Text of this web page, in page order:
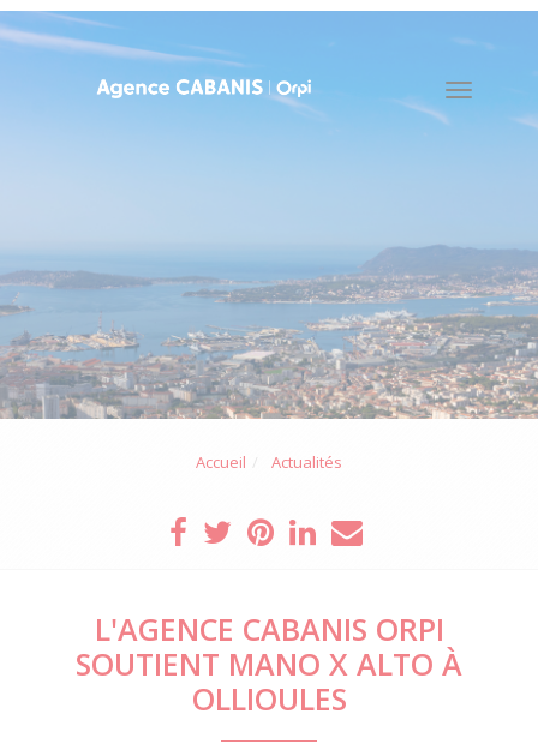
Toggle
Accueil Actualités
L'AGENCE CABANIS ORPI
SOUTIENT MANO X ALTO À
OLLIOULES